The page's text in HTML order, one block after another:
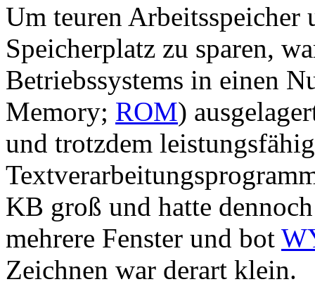
Um teuren Arbeitsspeicher
Speicherplatz zu sparen,
Betriebssystems in einen
Memory; ROM)
und trotzdem
KB groß und hatte
mehrere Fenster und bot
Zeichnen war derart klein.